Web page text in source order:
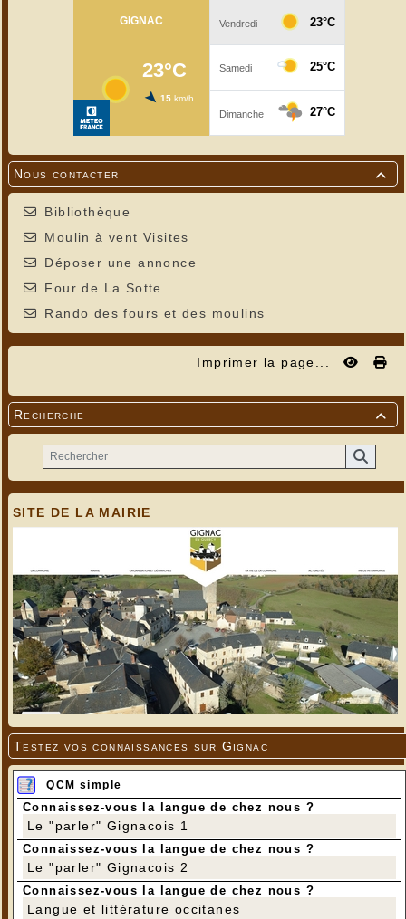

Nous contacter
Bibliothèque
Moulin à vent Visites
Déposer une annonce
Four de La Sotte
Rando des fours et des moulins
Imprimer la page...

Recherche
SITE DE LA MAIRIE
Testez vos connaissances sur Gignac
QCM simple
Connaissez-vous la langue de chez nous ?
Le "parler" Gignacois 1
Connaissez-vous la langue de chez nous ?
Le "parler" Gignacois 2
Connaissez-vous la langue de chez nous ?
Langue et littérature occitanes